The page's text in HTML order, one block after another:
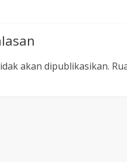
akan dipublikasikan.